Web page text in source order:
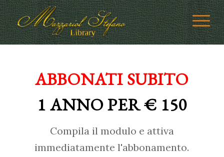
ABBONATI SUBITO
1 ANNO PER € 150
Compila il modulo e attiva
immediatamente l'abbonamento.